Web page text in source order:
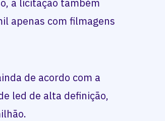
apenas com filmagens
de acordo com a
led de alta definição,